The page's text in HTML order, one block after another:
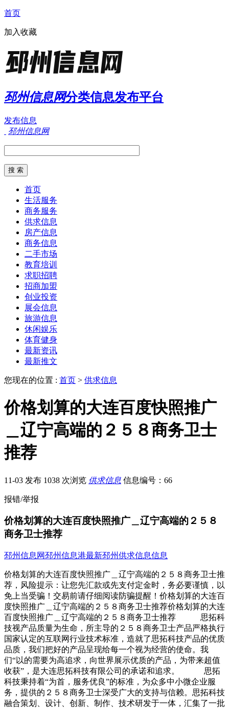
首页
加入收藏
邳州信息网分类信息发布平台
发布信息
邳州信息网
首页
生活服务
商务服务
供求信息
房产信息
商务信息
二手市场
教育培训
求职招聘
招商加盟
创业投资
展会信息
旅游信息
休闲娱乐
体育健身
最新资讯
最新推文
您现在的位置 : 首页 > 供求信息
价格划算的大连百度快照推广
＿辽宁高端的２５８商务卫士
推荐
11-03 发布 1038 次浏览 供求信息 信息编号：66
报错/举报
价格划算的大连百度快照推广＿辽宁高端的２５８
商务卫士推荐
邳州信息网邳州信息港最新邳州供求信息信息
价格划算的大连百度快照推广＿辽宁高端的２５８商务卫士推
荐，风险提示：让您先汇款或先支付定金时，务必要谨慎，以
免上当受骗！交易前请仔细阅读防骗提醒！价格划算的大连百
度快照推广＿辽宁高端的２５８商务卫士推荐价格划算的大连
百度快照推广＿辽宁高端的２５８商务卫士推荐 思拓科
技视产品质量为生命，所主导的２５８商务卫士产品严格执行
国家认定的互联网行业技术标准，造就了思拓科技产品的优质
品质，我们把好的产品呈现给每一个视为经营的使命。我
们“以的需要为高追求，向世界展示优质的产品，为带来超值
收获”，是大连思拓科技有限公司的承诺和追求。 思拓
科技秉持着“为首，服务优良”的标准，为众多中小微企业服
务，提供的２５８商务卫士深受广大的支持与信赖。思拓科技
融合策划、设计、创新、制作、技术研发于一体，汇集了一批